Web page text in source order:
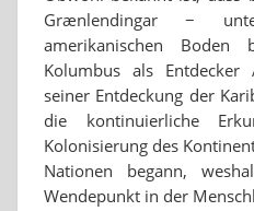
Grænlendingar −
amerikanischen Boden
Kolumbus als
seiner Entdeckung der
die kontinuierliche
Kolonisierung des
Nationen begann,
Wendepunkt in der